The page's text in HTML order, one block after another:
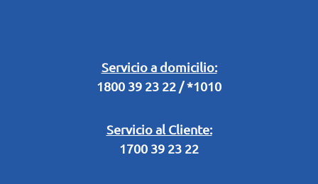
Servicio a domicilio:
1800 39 23 22 / *1010
Servicio al Cliente:
1700 39 23 22
Legal Campaña Produbanco
Términos y condiciones sorteo partido de fútbol "Tu ídolo"